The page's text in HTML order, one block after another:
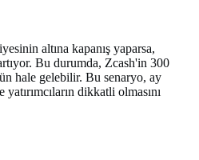
altına kapanış yaparsa,
Bu durumda, Zcash'in 300
hale gelebilir. Bu senaryo, ay
dikkatli olmasını